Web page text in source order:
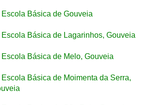
Escola Básica de Gouveia
Escola Básica de Lagarinhos, Gouveia
Escola Básica de Melo, Gouveia
Escola Básica de Moimenta da Serra,